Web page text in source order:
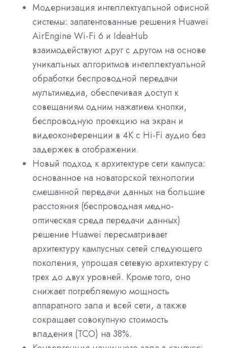
Модернизация интеллектуальной офисной
системы: запатентованные решения Huawei
AirEngine Wi-Fi 6 и IdeaHub
взаимодействуют друг с другом на основе
уникальных алгоритмов интеллектуальной
обработки беспроводной передачи
мультимедиа, обеспечивая доступ к
совещаниям одним нажатием кнопки,
беспроводную проекцию на экран и
видеоконференции в 4K с Hi-Fi аудио без
задержек в отображении.
Новый подход к архитектуре сети кампуса:
основанное на новаторской технологии
смешанной передачи данных на большие
расстояния (беспроводная медно-
оптическая среда передачи данных)
решение Huawei пересматривает
архитектуру кампусных сетей следующего
поколения, упрощая сетевую архитектуру с
трех до двух уровней. Кроме того, оно
снижает потребляемую мощность
аппаратного зала и всей сети, а также
сокращает совокупную стоимость
владения (TCO) на 38%.